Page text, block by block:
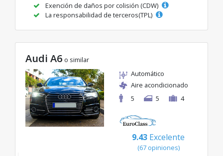
Exención de daños por colisión (CDW)
La responsabilidad de terceros(TPL)
Audi A6 o similar
Automático
Aire acondicionado
5
5 4
9.43 Excelente
(67 opiniones)